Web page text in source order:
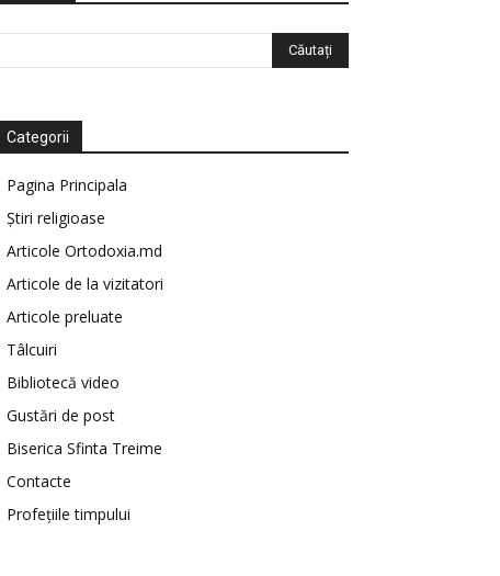
Categorii
Pagina Principala
Știri religioase
Articole Ortodoxia.md
Articole de la vizitatori
Articole preluate
Tâlcuiri
Bibliotecă video
Gustări de post
Biserica Sfinta Treime
Contacte
Profețiile timpului